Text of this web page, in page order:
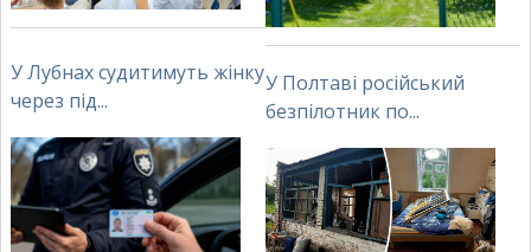
У Лубнах судитимуть жінку
через під...
У Полтаві російський
безпілотник по...